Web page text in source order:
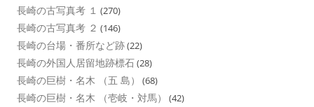
長崎の古写真考 １ (270)
長崎の古写真考 ２ (146)
長崎の台場・番所など跡(22)
長崎の外国人居留地跡標石(28)
長崎の巨樹・名木 （五 島） (68)
長崎の巨樹・名木 （壱岐・対馬） (42)